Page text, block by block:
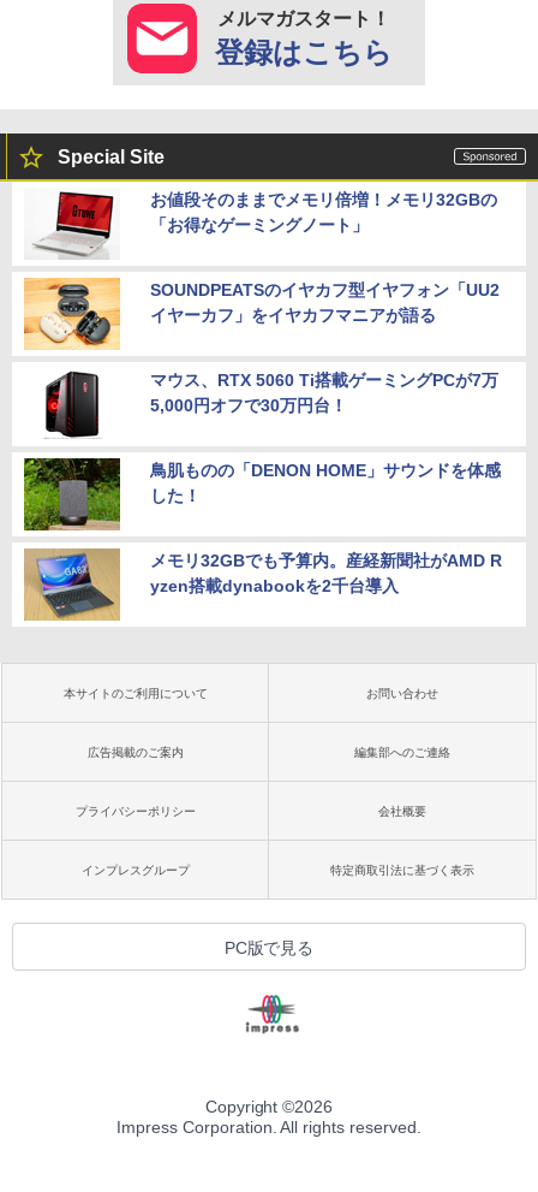
メルマガスタート！
登録はこちら
Special Site
お値段そのままでメモリ倍増！メモリ32GBの
「お得なゲーミングノート」
SOUNDPEATSのイヤカフ型イヤフォン「UU2
イヤーカフ」をイヤカフマニアが語る
マウス、RTX 5060 Ti搭載ゲーミングPCが7万
5,000円オフで30万円台！
鳥肌ものの「DENON HOME」サウンドを体感
した！
メモリ32GBでも予算内。産経新聞社がAMD R
yzen搭載dynabookを2千台導入
本サイトのご利用について お問い合わせ
広告掲載のご案内 編集部へのご連絡
プライバシーポリシー 会社概要
インプレスグループ 特定商取引法に基づく表示
PC版で見る
Copyright ©2026
Impress Corporation. All rights reserved.